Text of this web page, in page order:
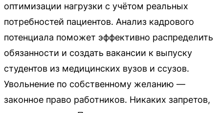
оптимизации нагрузки с учётом реальных
потребностей пациентов. Анализ кадрового
потенциала поможет эффективно распределить
обязанности и создать вакансии к выпуску
студентов из медицинских вузов и ссузов.
Увольнение по собственному желанию —
законное право работников. Никаких запретов,